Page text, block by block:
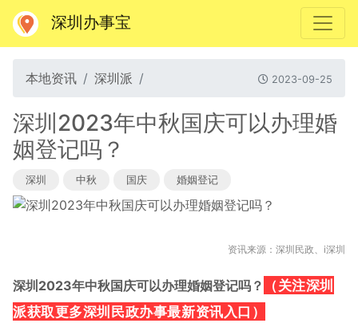
深圳办事宝
本地资讯 深圳派 2023-09-25
深圳2023年中秋国庆可以办理婚
姻登记吗？
深圳 中秋 国庆 婚姻登记
资讯来源：深圳民政、i深圳
深圳2023年中秋国庆可以办理婚姻登记吗？ （关注深圳
派获取更多深圳民政办事最新资讯入口）